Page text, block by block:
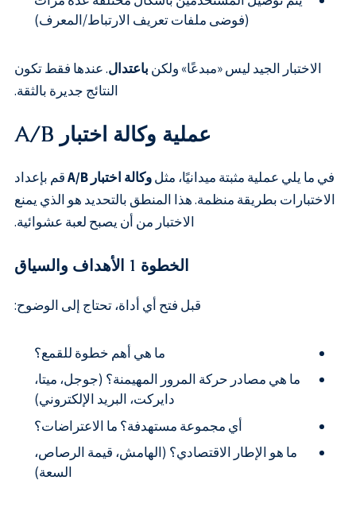
(فوضى ملفات تعريف الارتباط/المعرف)
الاختبار الجيد ليس «مبدعًا» ولكن باعتدال. عندها فقط تكون
النتائج جديرة بالثقة.
عملية وكالة اختبار A/B
في ما يلي عملية مثبتة ميدانيًا، مثلوكالة اختبار A/B
قم بإعداد
الاختبارات بطريقة منظمة. هذا المنطق بالتحديد هو الذي يمنع
الاختبار من أن يصبح لعبة عشوائية.
الخطوة 1 الأهداف والسياق
قبل فتح أي أداة، تحتاج إلى الوضوح:
ما هي أهم خطوة للقمع؟
ما هي مصادر حركة المرور المهيمنة؟ (جوجل، ميتا،
دايركت، البريد الإلكتروني)
أي مجموعة مستهدفة؟ ما الاعتراضات؟
ما هو الإطار الاقتصادي؟ (الهامش، قيمة الرصاص،
السعة)